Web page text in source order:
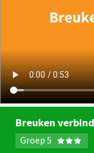
Breuken
Groep 5